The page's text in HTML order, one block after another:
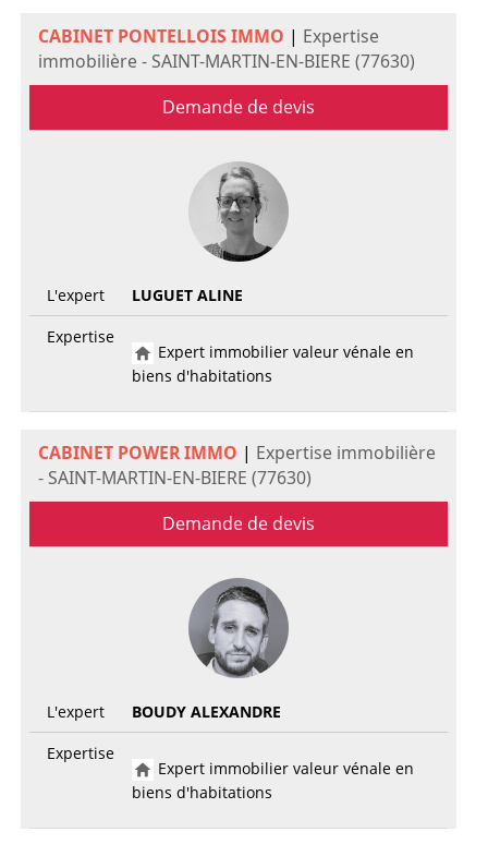
CABINET PONTELLOIS IMMO | Expertise
immobilière - SAINT-MARTIN-EN-BIERE (77630)
Demande de devis
L'expert
LUGUET ALINE
Expertise
Expert immobilier valeur vénale en
biens d'habitations
CABINET POWER IMMO | Expertise immobilière
- SAINT-MARTIN-EN-BIERE (77630)
Demande de devis
L'expert
BOUDY ALEXANDRE
Expertise
Expert immobilier valeur vénale en
biens d'habitations